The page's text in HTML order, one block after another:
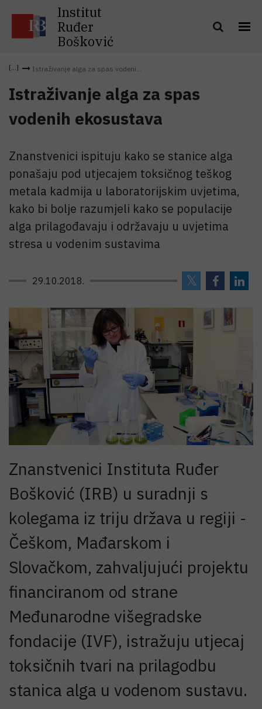
Institut
Ruđer
Bošković
Istraživanje alga za spas vodeni...
Istraživanje alga za spas
vodenih ekosustava
Znanstvenici ispituju kako se stanice alga
ponašaju pod utjecajem toksičnog teškog
metala kadmija u laboratorijskim uvjetima,
kako bi bolje razumjeli kako se populacije
alga prilagođavaju i održavaju u uvjetima
stresa u vodenim sustavima
29.10.2018.
Znanstvenici Instituta Ruđer
Bošković (IRB) u suradnji s
kolegama iz triju država u regiji -
Češkom, Mađarskom i
Slovačkom, zahvaljujući projektu
financiranom od strane
Međunarodne višegradske
fondacije (IVF), istražuju utjecaj
toksičnih tvari na prilagodbu
stanica alga u vodenom sustavu.